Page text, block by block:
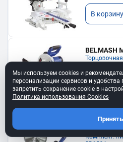
В корзину
BELMASH
23 690
В
BELMASH
Комплект:
Мы используем cookies и
персонализации сервисов и
запретить сохранение cookie в
Политика использования Cookies
Принять